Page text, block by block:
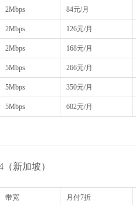
2Mbps 84元/月
2Mbps 126元/月
2Mbps 168元/月
5Mbps 266元/月
5Mbps 350元/月
5Mbps 602元/月
新加坡）
带宽 月付7折